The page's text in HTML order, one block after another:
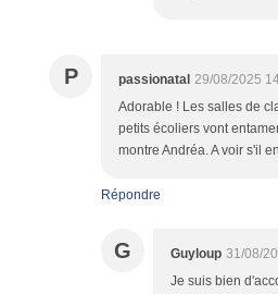
P passionatal 29/08/2025
Adorable ! Les salles de
petits écoliers vont
montre Andréa. A voir s'il
Répondre
G Guyloup 31/08/
Je suis bien